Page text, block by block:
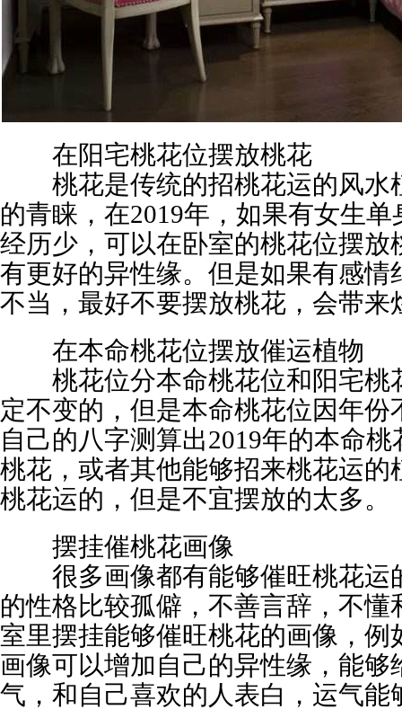
在阳宅桃花位摆放桃花
桃花是传统的招桃花运的风水
的青睐，在2019年，如果有女生
经历少，可以在卧室的桃花位摆放
有更好的异性缘。但是如果有感情
不当，最好不要摆放桃花，会带来
在本命桃花位摆放催运植物
桃花位分本命桃花位和阳宅桃
定不变的，但是本命桃花位因年
自己的八字测算出2019年的本命
桃花，或者其他能够招来桃花运的
桃花运的，但是不宜摆放的太多。
摆挂催桃花画像
很多画像都有能够催旺桃花运
的性格比较孤僻，不善言辞，不
室里摆挂能够催旺桃花的画像，
画像可以增加自己的异性缘，能够
气，和自己喜欢的人表白，运气能